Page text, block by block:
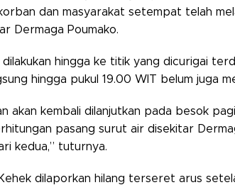
dan masyarakat setempat telah
Dermaga Poumako.
dilakukan hingga ke titik yang dicurigai
hingga pukul 19.00 WIT belum juga
akan kembali dilanjutkan pada besok
pasang surut air disekitar
kedua,” tuturnya.
dilaporkan hilang terseret arus